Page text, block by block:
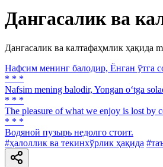
Дангасалик ва
Дангасалик ва калтафаҳмлик ҳақида
Нафсим менинг балодир, Ёнган ўтга
* * *
Nafsim mening balodir, Yongan o‘tga
* * *
The pleasure of what we enjoy is lost by
* * *
Водяной пузырь недолго стоит.
#ҳалоллик ва текинхўрлик ҳақида